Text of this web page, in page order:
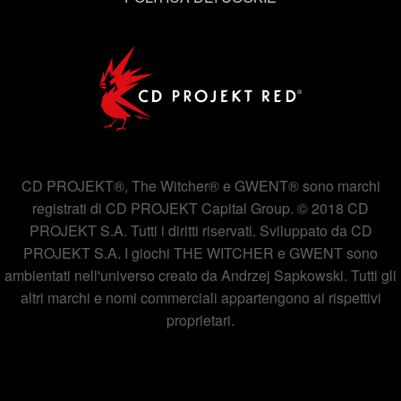
CD PROJEKT®, The Witcher® e GWENT® sono marchi
registrati di CD PROJEKT Capital Group. © 2018 CD
PROJEKT S.A. Tutti i diritti riservati. Sviluppato da CD
PROJEKT S.A. I giochi THE WITCHER e GWENT sono
ambientati nell'universo creato da Andrzej Sapkowski. Tutti gli
altri marchi e nomi commerciali appartengono ai rispettivi
proprietari.